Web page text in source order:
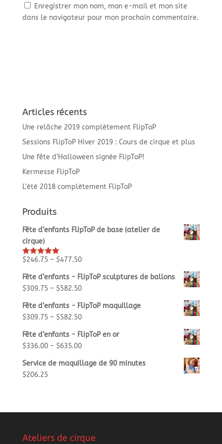
Enregistrer mon nom, mon e-mail et mon site
dans le navigateur pour mon prochain commentaire.
Articles récents
Une relâche 2019 complètement FlipToP
Sessions FlipToP Hiver 2019 : Cours de cirque et plus
Une fête d’Halloween signée FlipToP!
Kermesse FlipToP
L’été 2018 complètement FlipToP
Produits
Fête d’enfants FlipToP de base (atelier de
cirque)
Rated 5.00
$246.75– $477.50
Fête d’enfants - FlipToP sculptures de ballons
$309.75– $582.50
Fête d’enfants - FlipToP maquillage
$309.75– $582.50
Fête d’enfants - FlipToP en or
$336.00– $635.00
Service de maquillage de 90 minutes
$206.25
Ateliers de cirque